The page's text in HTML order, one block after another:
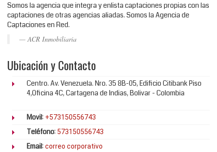
Somos la agencia que integra y enlista captaciones propias con las
captaciones de otras agencias aliadas. Somos la Agencia de
Captaciones en Red.
ACR Inmobiliaria
Ubicación y Contacto
Centro. Av. Venezuela. Nro. 35 8B-05, Edificio Citibank Piso
4,Oficina 4C, Cartagena de Indias, Bolivar - Colombia
Movil: +573150556743
Teléfono: 573150556743
Email: correo corporativo